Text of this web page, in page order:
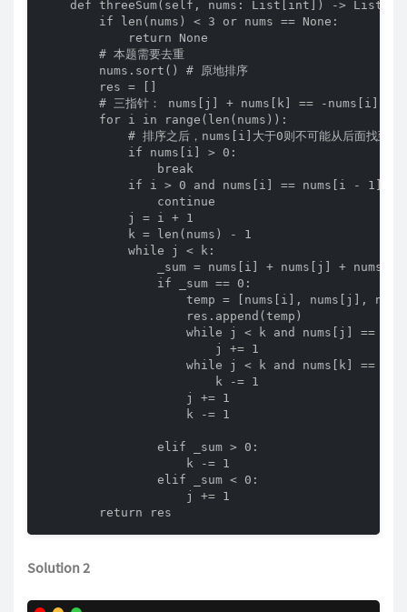
def threeSum(self, nums: List[int]) ->
        if len(nums) < 3 or nums == None:
            return None
        # 本题需要去重
        nums.sort() # 原地排序
        res = []
        # 三指针： nums[j] + nums[k] == -nums[i]
        for i in range(len(nums)):
            # 排序之后，nums[i]大于0则不可能从后面找到解
            if nums[i] > 0:
                break
            if i > 0 and nums[i] == nums[i - 1]:
                continue
            j = i + 1
            k = len(nums) - 1
            while j < k:
                _sum = nums[i] + nums[j] + nums[k]
                if _sum == 0:
temp = [nums[i], nums[j],
                    res.append(temp)
while j < k and nums[j] ==
                        j += 1
while j < k and nums[k] ==
                        k -= 1
                    j += 1
                    k -= 1
                elif _sum > 0:
                    k -= 1
                elif _sum < 0:
                    j += 1
        return res
Solution 2